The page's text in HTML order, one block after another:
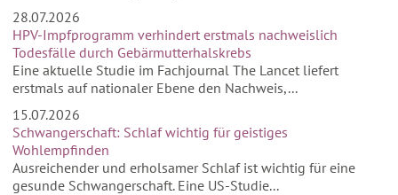
28.07.2026
HPV-Impfprogramm verhindert erstmals nachweislich
Todesfälle durch Gebärmutterhalskrebs
Eine aktuelle Studie im Fachjournal The Lancet liefert
erstmals auf nationaler Ebene den Nachweis,...
15.07.2026
Schwangerschaft: Schlaf wichtig für geistiges
Wohlempfinden
Ausreichender und erholsamer Schlaf ist wichtig für eine
gesunde Schwangerschaft. Eine US-Studie...